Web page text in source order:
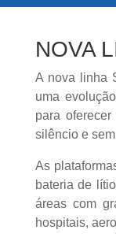
NOVA
A nova linha
uma
para
silêncio e
As
bateria de
áreas com
hospitais,